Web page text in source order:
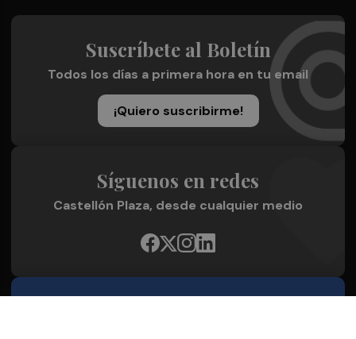
Suscríbete al Boletín
Todos los días a primera hora en tu email
¡Quiero suscribirme!
Síguenos en redes
Castellón Plaza, desde cualquier medio